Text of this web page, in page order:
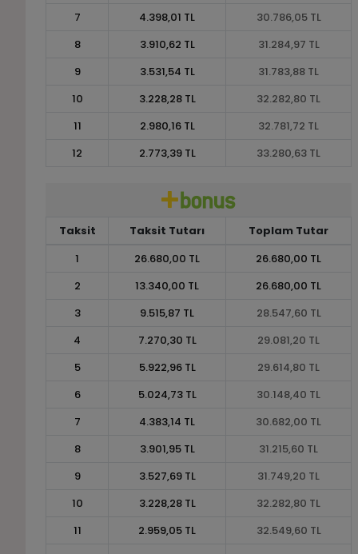
7
4.398,01 TL
30.786,05 TL
8
3.910,62 TL
31.284,97 TL
9
3.531,54 TL
31.783,88 TL
10
3.228,28 TL
32.282,80 TL
11
2.980,16 TL
32.781,72 TL
12
2.773,39 TL 33.280,63 TL
Taksit Taksit Tutarı
Toplam Tutar
1
26.680,00 TL
26.680,00 TL
2
13.340,00 TL
26.680,00 TL
3
9.515,87 TL
28.547,60 TL
4
7.270,30 TL
29.081,20 TL
5
5.922,96 TL
29.614,80 TL
6
5.024,73 TL
30.148,40 TL
7
4.383,14 TL
30.682,00 TL
8
3.901,95 TL
31.215,60 TL
9
3.527,69 TL
31.749,20 TL
10
3.228,28 TL
32.282,80 TL
11
2.959,05 TL
32.549,60 TL